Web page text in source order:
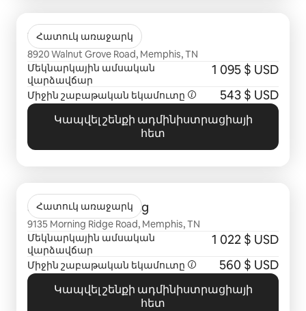
Հատուկ առաջարկ
Walnut Hill
8920 Walnut Grove Road, Memphis, TN
Մեկնարկային ամսական
վարձավճար
1 095 $ USD
Միջին շաբաթական եկամուտը 543 $ USD
Կապվել շենքի ադմինիստրացիայի
հետ
Հատուկ առաջարկ
Stonebridge Crossing
9135 Morning Ridge Road, Memphis, TN
Մեկնարկային ամսական
վարձավճար
1 022 $ USD
Միջին շաբաթական եկամուտը 560 $ USD
Կապվել շենքի ադմինիստրացիայի
հետ